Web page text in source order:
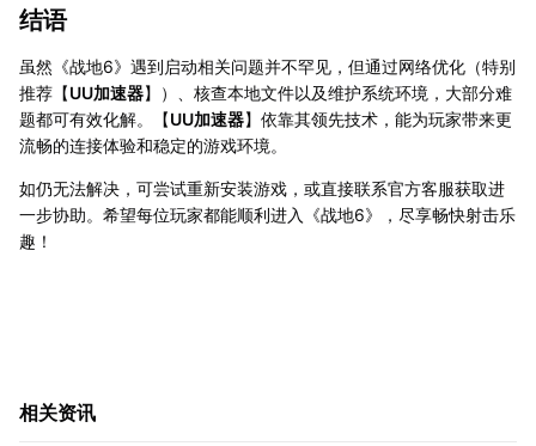
结语
虽然《战地6》遇到启动相关问题并不罕见，但通过网络优化（特别
推荐【UU加速器】）、核查本地文件以及维护系统环境，大部分难
题都可有效化解。【UU加速器】依靠其领先技术，能为玩家带来更
流畅的连接体验和稳定的游戏环境。
如仍无法解决，可尝试重新安装游戏，或直接联系官方客服获取进
一步协助。希望每位玩家都能顺利进入《战地6》，尽享畅快射击乐
趣！
相关资讯